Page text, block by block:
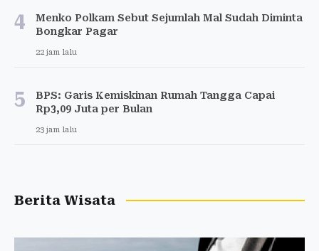
4
Menko Polkam Sebut Sejumlah Mal Sudah Diminta
Bongkar Pagar
22 jam lalu
5
BPS: Garis Kemiskinan Rumah Tangga Capai
Rp3,09 Juta per Bulan
23 jam lalu
Berita Wisata